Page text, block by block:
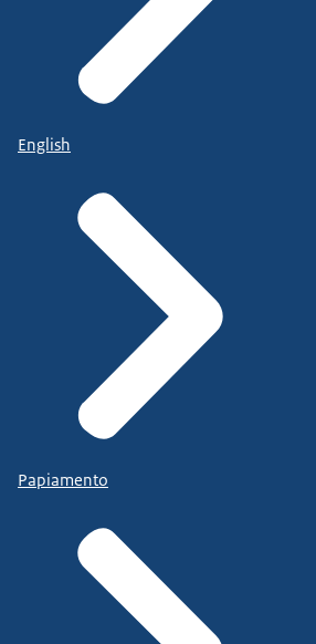
English
Papiamento